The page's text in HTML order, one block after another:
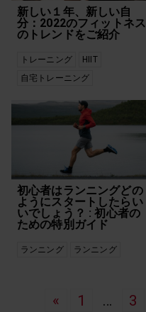
新しい１年、新しい自
分：2022のフィットネス
のトレンドをご紹介
トレーニング
HIIT
自宅トレーニング
初心者はランニングどの
ようにスタートしたらい
いでしょう？ : 初心者の
ための特別ガイド
ランニング ランニング
« 1 … 3